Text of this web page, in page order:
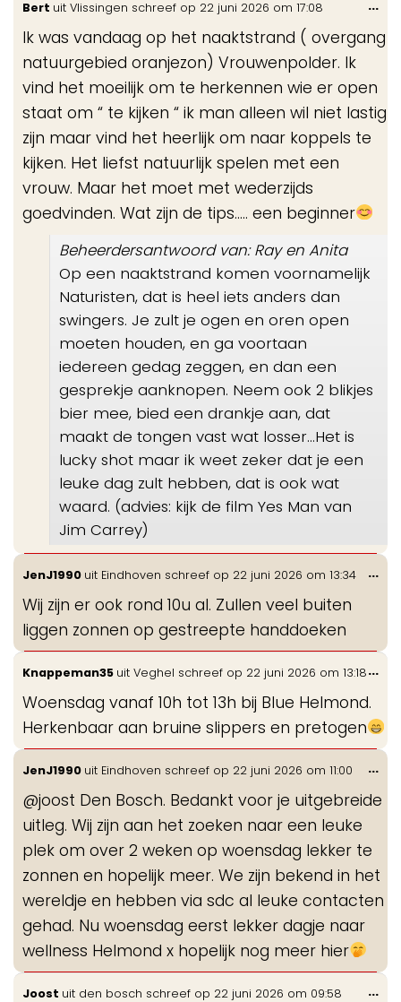
gastenboek-
lijst
Bert uit Vlissingen schreef op 22 juni 2026 om 17:08
Ik was vandaag op het naaktstrand ( overgang
natuurgebied oranjezon) Vrouwenpolder. Ik
vind het moeilijk om te herkennen wie er open
staat om “ te kijken “ ik man alleen wil niet lastig
zijn maar vind het heerlijk om naar koppels te
kijken. Het liefst natuurlijk spelen met een
vrouw. Maar het moet met wederzijds
goedvinden. Wat zijn de tips….. een beginner
Beheerdersantwoord van: Ray en Anita
Op een naaktstrand komen voornamelijk
Naturisten, dat is heel iets anders dan
swingers. Je zult je ogen en oren open
moeten houden, en ga voortaan
iedereen gedag zeggen, en dan een
gesprekje aanknopen. Neem ook 2 blikjes
bier mee, bied een drankje aan, dat
maakt de tongen vast wat losser...Het is
lucky shot maar ik weet zeker dat je een
leuke dag zult hebben, dat is ook wat
waard. (advies: kijk de film Yes Man van
Jim Carrey)
...
JenJ1990 uit Eindhoven schreef op 22 juni 2026 om 13:34
Wij zijn er ook rond 10u al. Zullen veel buiten
liggen zonnen op gestreepte handdoeken
...
Knappeman35 uit Veghel schreef op 22 juni 2026 om 13:18
Woensdag vanaf 10h tot 13h bij Blue Helmond.
Herkenbaar aan bruine slippers en pretogen
...
JenJ1990 uit Eindhoven schreef op 22 juni 2026 om 11:00
@joost Den Bosch. Bedankt voor je uitgebreide
uitleg. Wij zijn aan het zoeken naar een leuke
plek om over 2 weken op woensdag lekker te
zonnen en hopelijk meer. We zijn bekend in het
wereldje en hebben via sdc al leuke contacten
gehad. Nu woensdag eerst lekker dagje naar
wellness Helmond x hopelijk nog meer hier
...
Joost uit den bosch schreef op 22 juni 2026 om 09:58 ...